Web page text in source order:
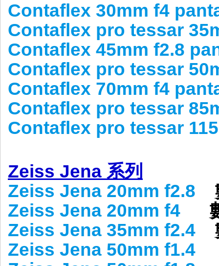
Contaflex 30mm f4
Contaflex pro tessar
Contaflex 45mm f2.8
Contaflex pro tessar
Contaflex 70mm f4
Contaflex pro tessar
Contaflex pro tessar
Zeiss Jena 系列
Zeiss Jena 20mm f2.8
Zeiss Jena 20mm f4
Zeiss Jena 35mm f2.4
Zeiss Jena 50mm f1.4